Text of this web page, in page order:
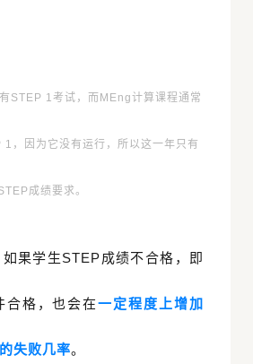
STEP 1考试，而MEng计算课程通常
1，因为它没有运行，所以这一年只有
成绩要求。
果学生STEP成绩不合格，即
合格，也会在一定程度上增加
失败几率。